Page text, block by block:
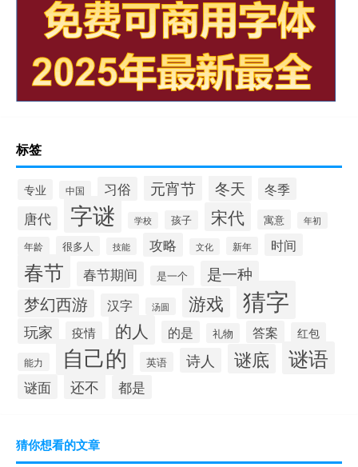
标签
专业 中国 习俗 元宵节 冬天 冬季
唐代 字谜 学校 孩子 宋代 寓意 年初
年龄 很多人 技能 攻略 文化 新年 时间
春节 春节期间 是一个 是一种
梦幻西游 汉字 汤圆 游戏 猜字
玩家 疫情 的人 的是 礼物 答案 红包
能力 自己的 英语 诗人 谜底 谜语
谜面 还不 都是
猜你想看的文章